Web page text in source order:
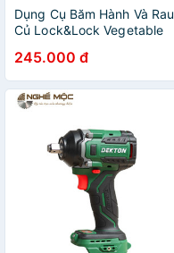
Dụng Cụ Băm Hành Và Rau
Củ Lock&Lock Vegetable
245.000 đ